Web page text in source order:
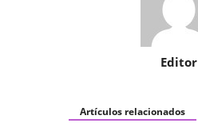
Editor
Artículos relacionados